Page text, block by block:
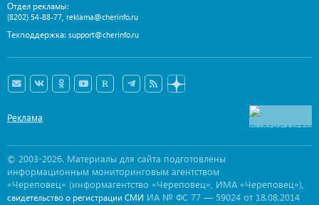
Отдел рекламы:
(8202) 54-88-77, reklama@cherinfo.ru
Техподдержка: support@cherinfo.ru
Реклама
© 2003-2026. Материалы для сайта подготовлены
информационным мониторинговым агентством
«Череповец» (информагентство «Череповец», ИМА «Череповец»),
свидетельство о регистрации СМИ ИА № ФС 77 — 59024 от 18.08.2014